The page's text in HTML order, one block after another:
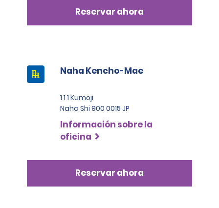
Reservar ahora
Naha Kencho-Mae
1 1 1 Kumoji
Naha Shi 900 0015 JP
Información sobre la
oficina
Reservar ahora